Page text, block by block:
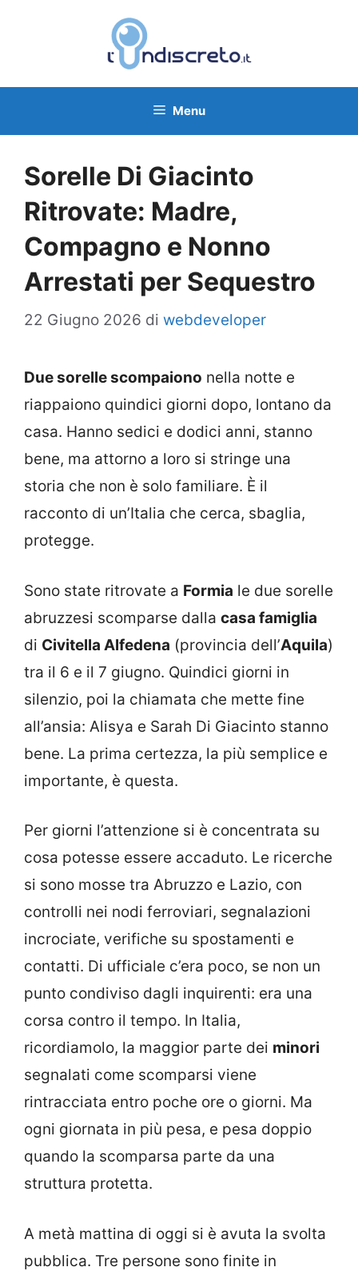
Menu
Sorelle Di Giacinto
Ritrovate: Madre,
Compagno e Nonno
Arrestati per Sequestro
22 Giugno 2026 di webdeveloper
Due sorelle scompaiono nella notte e
riappaiono quindici giorni dopo, lontano da
casa. Hanno sedici e dodici anni, stanno
bene, ma attorno a loro si stringe una
storia che non è solo familiare. È il
racconto di un’Italia che cerca, sbaglia,
protegge.
Sono state ritrovate a Formia le due sorelle
abruzzesi scomparse dalla casa famiglia
di Civitella Alfedena (provincia dell’Aquila)
tra il 6 e il 7 giugno. Quindici giorni in
silenzio, poi la chiamata che mette fine
all’ansia: Alisya e Sarah Di Giacinto stanno
bene. La prima certezza, la più semplice e
importante, è questa.
Per giorni l’attenzione si è concentrata su
cosa potesse essere accaduto. Le ricerche
si sono mosse tra Abruzzo e Lazio, con
controlli nei nodi ferroviari, segnalazioni
incrociate, verifiche su spostamenti e
contatti. Di ufficiale c’era poco, se non un
punto condiviso dagli inquirenti: era una
corsa contro il tempo. In Italia,
ricordiamolo, la maggior parte dei minori
segnalati come scomparsi viene
rintracciata entro poche ore o giorni. Ma
ogni giornata in più pesa, e pesa doppio
quando la scomparsa parte da una
struttura protetta.
A metà mattina di oggi si è avuta la svolta
pubblica. Tre persone sono finite in